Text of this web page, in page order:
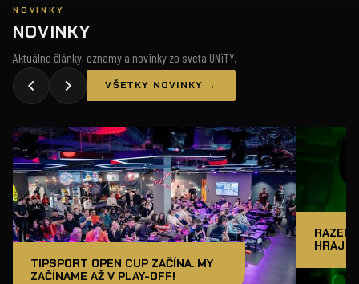
NOVINKY
NOVINKY
Aktuálne články, oznamy a novinky zo sveta UNiTY.
VŠETKY NOVINKY →
TIPSPORT OPEN CUP ZAČÍNA. MY
ZAČÍNAME AŽ V PLAY-OFF!
RAZER
HRAJ